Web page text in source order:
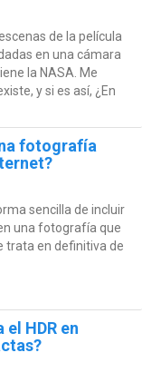
de la película
en una cámara
la NASA. Me
y si es así, ¿En
fotografía
sencilla de incluir
una fotografía que
trata en definitiva de
HDR en